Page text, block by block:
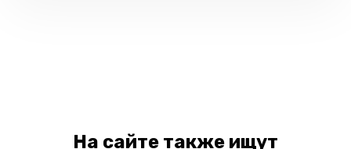
На сайте также ищут